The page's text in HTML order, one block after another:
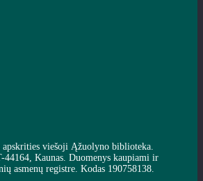
apskrities viešoji Ąžuolyno biblioteka.
44164, Kaunas. Duomenys kaupiami ir
asmenų registre. Kodas 190758138.